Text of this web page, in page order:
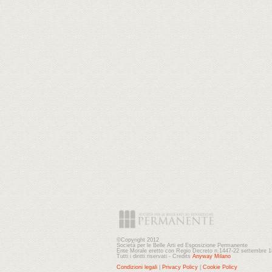
©Copyright 2012
Società per le Belle Arti ed Esposizione Permanente
Ente Morale eretto con Regio Decreto n.1447-22 settembre
Tutti i diritti riservati - Credits Anyway Milano
Condizioni legali
Privacy Policy Cookie Policy